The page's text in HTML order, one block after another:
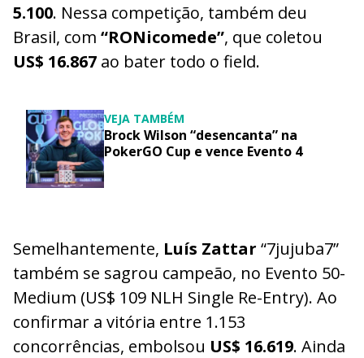
5.100. Nessa competição, também deu
Brasil, com “RONicomede”, que coletou
US$ 16.867 ao bater todo o field.
VEJA TAMBÉM
Brock Wilson “desencanta” na
PokerGO Cup e vence Evento 4
Semelhantemente, Luís Zattar “7jujuba7”
também se sagrou campeão, no Evento 50-
Medium (US$ 109 NLH Single Re-Entry). Ao
confirmar a vitória entre 1.153
concorrências, embolsou US$ 16.619. Ainda